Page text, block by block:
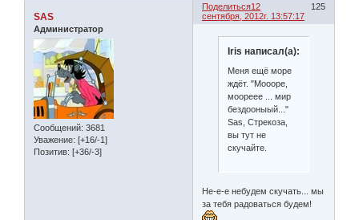
Поделиться 125
12
сентября, 2012г. 13:57:17
SAS
Администратор
Сообщений: 3681
Уважение: [+16/-1]
Позитив: [+36/-3]
Iris написал(а):
Меня ещё море
ждёт. "Моооре,
моореее ... мир
бездооныый..."
Sas, Стрекоза,
вы тут не
скучайте.
Не-е-е небудем скучать... мы
за тебя радоваться будем!